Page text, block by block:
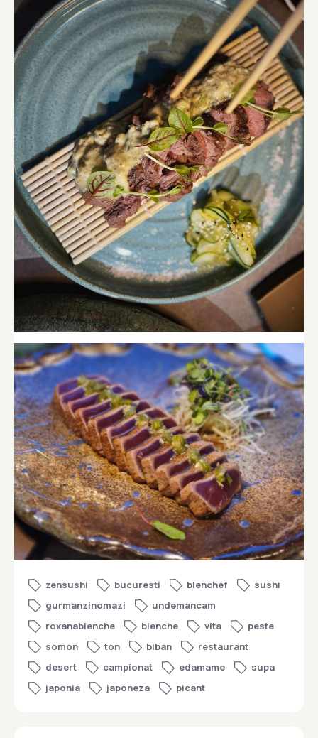
zensushi bucuresti blenchef
sushi
gurmanzinomazi
undemancam
roxanablenche
blenche vita
peste
somon
ton biban
restaurant
desert
campionat edamame
supa
japonia
japoneza picant